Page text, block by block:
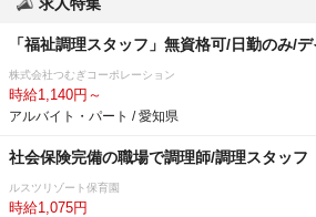
「福祉調理スタッフ」無資格可/日勤のみ/
株式会社つむぎコーポレーション
時給1,140円～
アルバイト・パート / 愛知県
社会保険完備の職場で調理師/調理スタッフ
ルスツリゾート保育園
時給1,075円